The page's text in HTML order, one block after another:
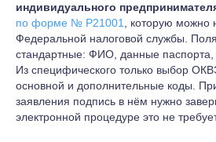
индивидуального
по форме № Р21001
, которую можно
Федеральной налоговой службы.
стандартные: ФИО, данные паспорта,
Из специфического только выбор
основной и дополнительные коды.
заявления подпись в нём нужно
электронной процедуре это не